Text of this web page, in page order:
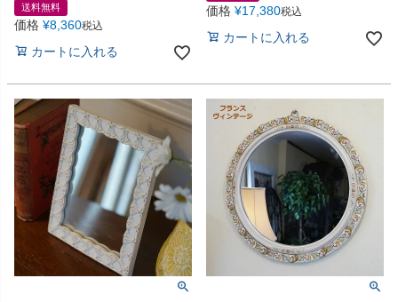
送料無料
価格 ¥8,360税込
カートに入れる
価格 ¥17,380税込
カートに入れる